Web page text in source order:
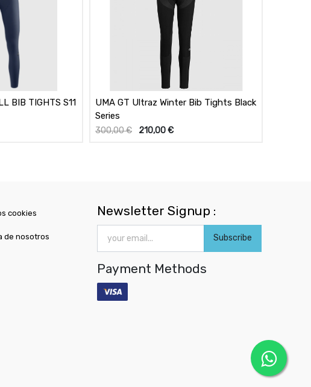
BIB TIGHTS S11
UMA GT Ultraz Winter Bib Tights Black
Series
300,00€ 210,00€
cookies
de nosotros
Newsletter Signup :
Subscribe
Payment Methods